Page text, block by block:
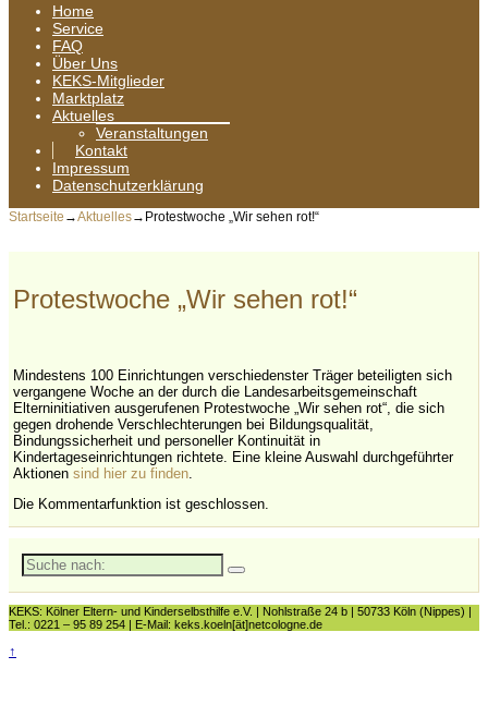
Home
Service
FAQ
Über Uns
KEKS-Mitglieder
Marktplatz
Aktuelles
Veranstaltungen
Kontakt
Impressum
Datenschutzerklärung
Startseite →Aktuelles→ Protestwoche „Wir sehen rot!“
Protestwoche „Wir sehen rot!“
Mindestens 100 Einrichtungen verschiedenster Träger beteiligten sich
vergangene Woche an der durch die Landesarbeitsgemeinschaft
Elterninitiativen ausgerufenen Protestwoche „Wir sehen rot“, die sich
gegen drohende Verschlechterungen bei Bildungsqualität,
Bindungssicherheit und personeller Kontinuität in
Kindertageseinrichtungen richtete. Eine kleine Auswahl durchgeführter
Aktionensind hier zu finden
Die Kommentarfunktion ist geschlossen.
Suche
nach:
KEKS: Kölner Eltern- und Kinderselbsthilfe e.V. | Nohlstraße 24 b | 50733 Köln (Nippes) |
Tel.: 0221 – 95 89 254 | E-Mail: keks.koeln[ät]netcologne.de
↑